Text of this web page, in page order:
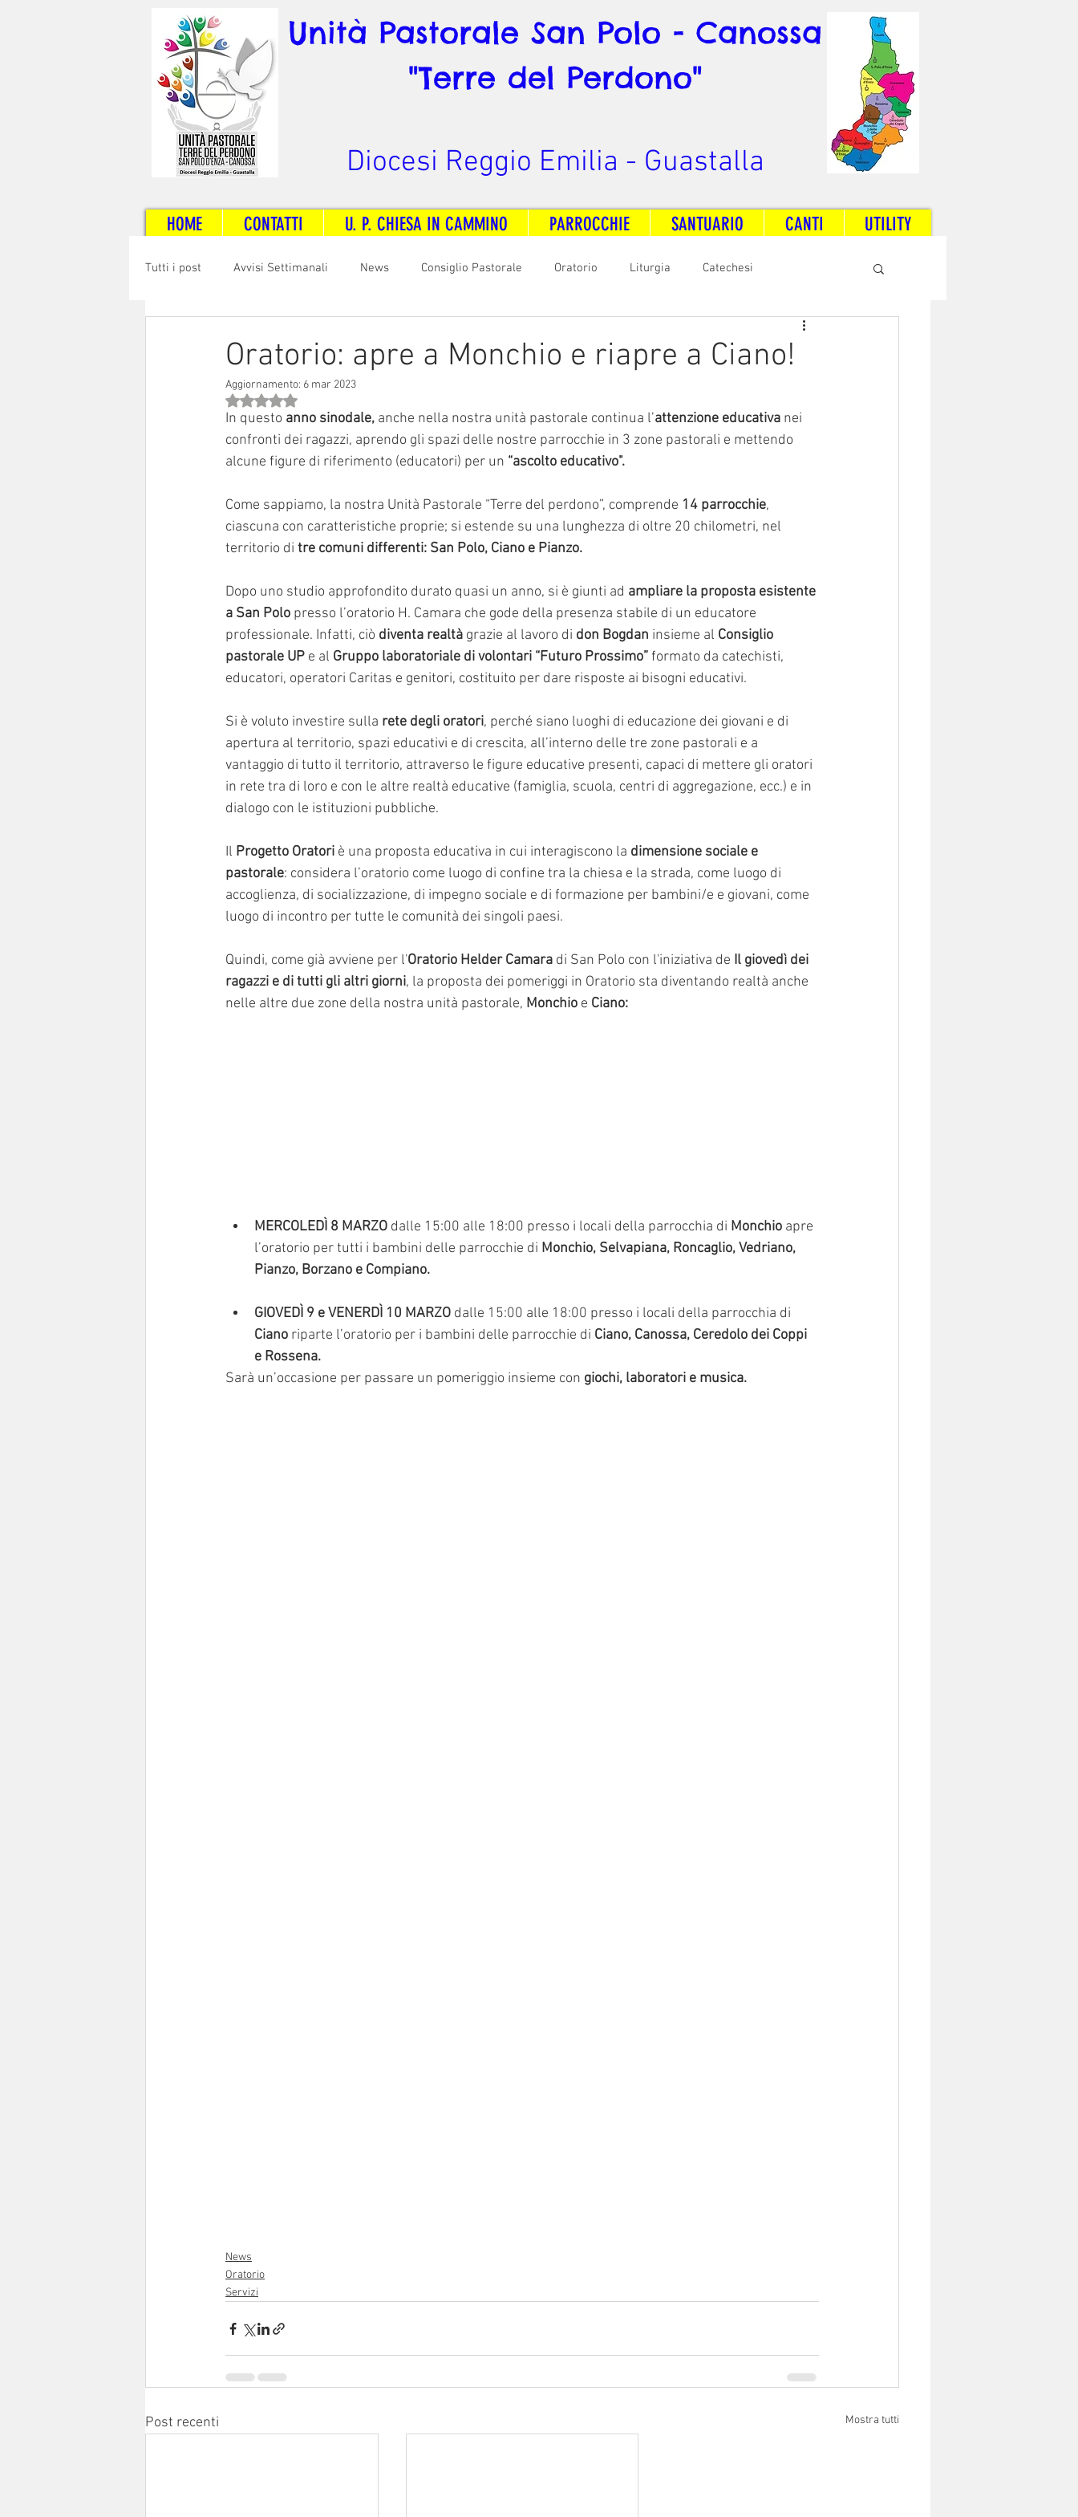
Unità Pastorale San Polo - Canossa
"Terre del Perdono"
Diocesi Reggio Emilia - Guastalla
HOME CONTATTI U. P. CHIESA IN CAMMINO PARROCCHIE SANTUARIO CANTI UTILITY
Tutti i post Avvisi Settimanali News Consiglio Pastorale Oratorio Liturgia Catechesi
Radio Dream Together
Sinodo 2021-23 Anziani e ammalati
Oratorio: apre a Monchio e riapre a Ciano!
Aggiornamento: 6 mar 2023
Valutazione NaN stelle su 5.
In questo anno sinodale, anche nella nostra unità pastorale continua l’attenzione educativa nei
confronti dei ragazzi, aprendo gli spazi delle nostre parrocchie in 3 zone pastorali e mettendo
alcune figure di riferimento (educatori) per un “ascolto educativo".
Come sappiamo, la nostra Unità Pastorale “Terre del perdono”, comprende 14 parrocchie,
ciascuna con caratteristiche proprie; si estende su una lunghezza di oltre 20 chilometri, nel
territorio di tre comuni differenti: San Polo, Ciano e Pianzo.
Dopo uno studio approfondito durato quasi un anno, si è giunti ad ampliare la proposta esistente
a San Polo presso l’oratorio H. Camara che gode della presenza stabile di un educatore
professionale. Infatti, ciò diventa realtà grazie al lavoro di don Bogdan insieme al Consiglio
pastorale UP e al Gruppo laboratoriale di volontari “Futuro Prossimo” formato da catechisti,
educatori, operatori Caritas e genitori, costituito per dare risposte ai bisogni educativi.
Si è voluto investire sulla rete degli oratori, perché siano luoghi di educazione dei giovani e di
apertura al territorio, spazi educativi e di crescita, all’interno delle tre zone pastorali e a
vantaggio di tutto il territorio, attraverso le figure educative presenti, capaci di mettere gli oratori
in rete tra di loro e con le altre realtà educative (famiglia, scuola, centri di aggregazione, ecc.) e in
dialogo con le istituzioni pubbliche.
Il Progetto Oratori è una proposta educativa in cui interagiscono la dimensione sociale e
pastorale: considera l’oratorio come luogo di confine tra la chiesa e la strada, come luogo di
accoglienza, di socializzazione, di impegno sociale e di formazione per bambini/e e giovani, come
luogo di incontro per tutte le comunità dei singoli paesi.
Quindi, come già avviene per l'Oratorio Helder Camara di San Polo con l'iniziativa de Il giovedì dei
ragazzi e di tutti gli altri giorni, la proposta dei pomeriggi in Oratorio sta diventando realtà anche
nelle altre due zone della nostra unità pastorale, Monchio e Ciano:
MERCOLEDÌ 8 MARZO dalle 15:00 alle 18:00 presso i locali della parrocchia di Monchio apre
l’oratorio per tutti i bambini delle parrocchie di Monchio, Selvapiana, Roncaglio, Vedriano,
Pianzo, Borzano e Compiano.
GIOVEDÌ 9 e VENERDÌ 10 MARZO dalle 15:00 alle 18:00 presso i locali della parrocchia di
Ciano riparte l’oratorio per i bambini delle parrocchie di Ciano, Canossa, Ceredolo dei Coppi
e Rossena.
Sarà un’occasione per passare un pomeriggio insieme con giochi, laboratori e musica.
News
Oratorio
Servizi
Post recenti Mostra tutti